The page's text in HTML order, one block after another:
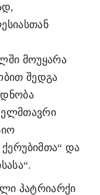
მოუყარა
შედგა
და
პატრიარქი